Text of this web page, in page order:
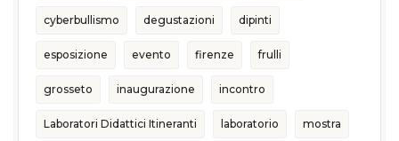
cyberbullismo degustazioni dipinti
esposizione evento firenze frulli
grosseto inaugurazione incontro
Laboratori Didattici Itineranti laboratorio mostra